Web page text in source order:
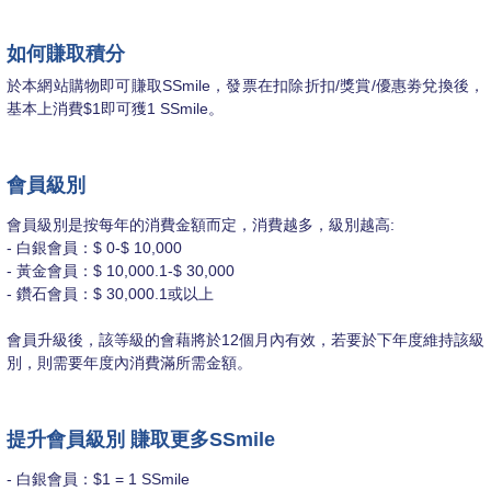
如何賺取積分
於本網站購物即可賺取SSmile，發票在扣除折扣/獎賞/優惠劵兌換後，
基本上消費$1即可獲1 SSmile。
會員級別
會員級別是按每年的消費金額而定，消費越多，級別越高:
- 白銀會員：$ 0-$ 10,000
- 黃金會員：$ 10,000.1-$ 30,000
- 鑽石會員：$ 30,000.1或以上
會員升級後，該等級的會藉將於12個月內有效，若要於下年度維持該級
別，則需要年度內消費滿所需金額。
提升會員級別 賺取更多SSmile
- 白銀會員：$1 = 1 SSmile